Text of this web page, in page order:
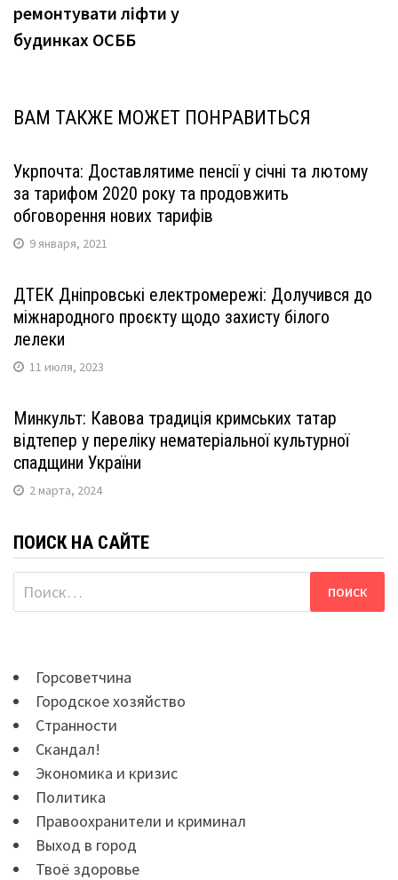
ремонтувати ліфти у
будинках ОСББ
ВАМ ТАКЖЕ МОЖЕТ ПОНРАВИТЬСЯ
Укрпочта: Доставлятиме пенсії у січні та лютому
за тарифом 2020 року та продовжить
обговорення нових тарифів
9 января, 2021
ДТЕК Дніпровські електромережі: Долучився до
міжнародного проєкту щодо захисту білого
лелеки
11 июля, 2023
Минкульт: Кавова традиція кримських татар
відтепер у переліку нематеріальної культурної
спадщини України
2 марта, 2024
ПОИСК НА САЙТЕ
Найти:
Горсоветчина
Городское хозяйство
Странности
Скандал!
Экономика и кризис
Политика
Правоохранители и криминал
Выход в город
Твоё здоровье